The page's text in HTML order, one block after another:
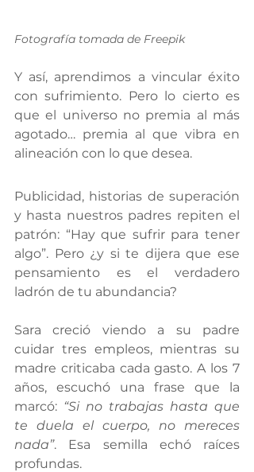
Fotografía tomada de Freepik
Y así, aprendimos a vincular éxito
con sufrimiento. Pero lo cierto es
que el universo no premia al más
agotado… premia al que vibra en
alineación con lo que desea.
Publicidad, historias de superación
y hasta nuestros padres repiten el
patrón: “Hay que sufrir para tener
algo”. Pero ¿y si te dijera que ese
pensamiento es el verdadero
ladrón de tu abundancia?
Sara creció viendo a su padre
cuidar tres empleos, mientras su
madre criticaba cada gasto. A los 7
años, escuchó una frase que la
marcó: “Si no trabajas hasta que
te duela el cuerpo, no mereces
nada”. Esa semilla echó raíces
profundas.